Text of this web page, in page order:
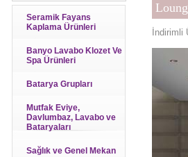
Seramik Fayans
Kaplama Ürünleri
Banyo Lavabo Klozet Ve
Spa Ürünleri
Batarya Grupları
Mutfak Eviye,
Davlumbaz, Lavabo ve
Bataryaları
Sağlık ve Genel Mekan
İndirimli